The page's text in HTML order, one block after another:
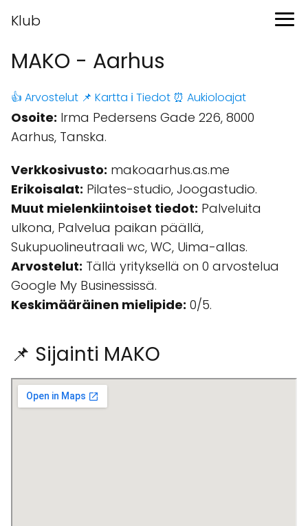
Klub
MAKO - Aarhus
👍 Arvostelut 📌 Kartta ℹ️ Tiedot ⏰ Aukioloajat
Osoite: Irma Pedersens Gade 226, 8000
Aarhus, Tanska.
Verkkosivusto: makoaarhus.as.me
Erikoisalat: Pilates-studio, Joogastudio.
Muut mielenkiintoiset tiedot: Palveluita
ulkona, Palvelua paikan päällä,
Sukupuolineutraali wc, WC, Uima-allas.
Arvostelut: Tällä yrityksellä on 0 arvostelua
Google My Businessissä.
Keskimääräinen mielipide: 0/5.
📌 Sijainti MAKO